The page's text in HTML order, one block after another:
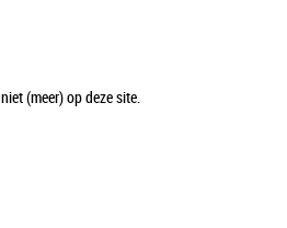
(meer) op deze site.